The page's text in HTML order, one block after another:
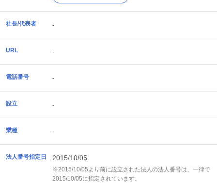
社長/代表者 -
URL -
電話番号 -
設立 -
業種 -
法人番号指定日 2015/10/05
※2015/10/05より前に設立された法人の法人番号は、一律で
2015/10/05に指定されています。